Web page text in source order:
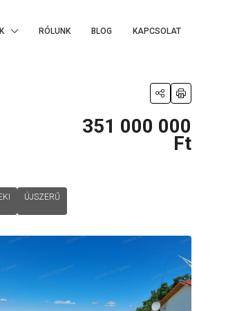
RÓLUNK BLOG KAPCSOLAT
ÚJSZERŰ
351 000 000
Ft